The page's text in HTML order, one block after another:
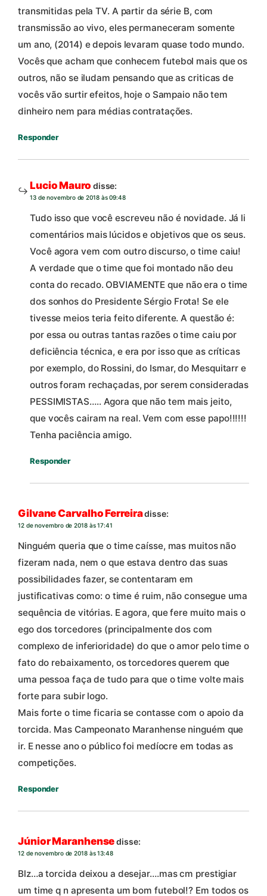
transmitidas pela TV. A partir da série B, com
transmissão ao vivo, eles permaneceram somente
um ano, (2014) e depois levaram quase todo mundo.
Vocês que acham que conhecem futebol mais que os
outros, não se iludam pensando que as criticas de
vocês vão surtir efeitos, hoje o Sampaio não tem
dinheiro nem para médias contratações.
Responder
Lucio Mauro disse:
13 de novembro de 2018 às 09:48
Tudo isso que você escreveu não é novidade. Já li
comentários mais lúcidos e objetivos que os seus.
Você agora vem com outro discurso, o time caiu!
A verdade que o time que foi montado não deu
conta do recado. OBVIAMENTE que não era o time
dos sonhos do Presidente Sérgio Frota! Se ele
tivesse meios teria feito diferente. A questão é:
por essa ou outras tantas razões o time caiu por
deficiência técnica, e era por isso que as críticas
por exemplo, do Rossini, do Ismar, do Mesquitarr e
outros foram rechaçadas, por serem consideradas
PESSIMISTAS….. Agora que não tem mais jeito,
que vocês cairam na real. Vem com esse papo!!!!!!
Tenha paciência amigo.
Responder
Gilvane Carvalho Ferreiradisse:
12 de novembro de 2018 às 17:41
Ninguém queria que o time caísse, mas muitos não
fizeram nada, nem o que estava dentro das suas
possibilidades fazer, se contentaram em
justificativas como: o time é ruim, não consegue uma
sequência de vitórias. E agora, que fere muito mais o
ego dos torcedores (principalmente dos com
complexo de inferioridade) do que o amor pelo time o
fato do rebaixamento, os torcedores querem que
uma pessoa faça de tudo para que o time volte mais
forte para subir logo.
Mais forte o time ficaria se contasse com o apoio da
torcida. Mas Campeonato Maranhense ninguém que
ir. E nesse ano o público foi medíocre em todas as
competições.
Responder
Júnior Maranhensedisse:
12 de novembro de 2018 às 13:48
Blz…a torcida deixou a desejar….mas cm prestigiar
um time q n apresenta um bom futebol!? Em todos os